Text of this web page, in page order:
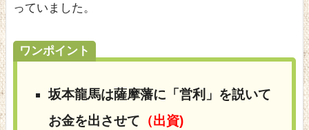
っていました。
ワンポイント
坂本龍馬は薩摩藩に「営利」を説いて
お金を出させて （出資)